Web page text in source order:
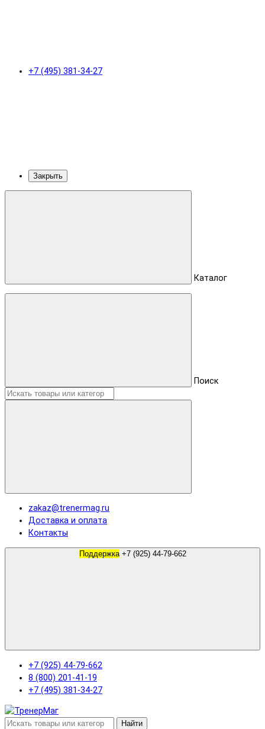
+7 (495) 381-34-27
Закрыть
Каталог
Поиск
zakaz@trenermag.ru
Доставка и оплата
Контакты
Поддержка +7 (925) 44-79-662
+7 (925) 44-79-662
8 (800) 201-41-19
+7 (495) 381-34-27
Найти